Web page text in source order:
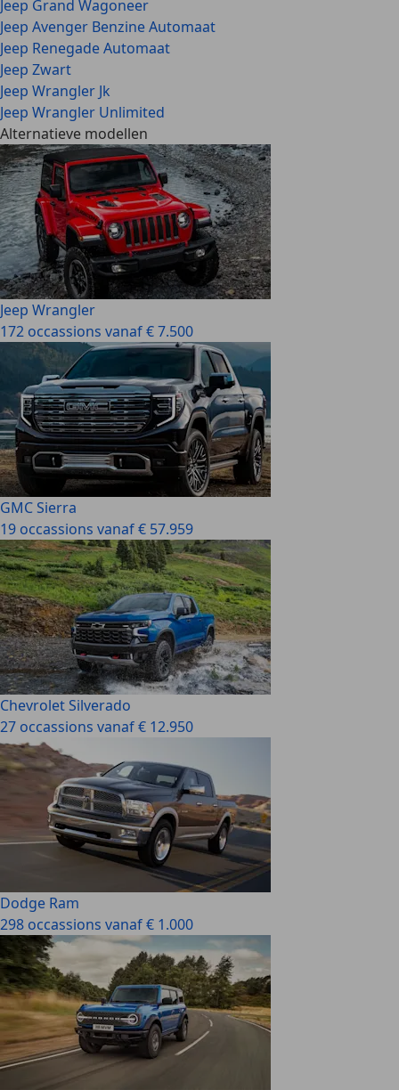
Jeep Grand Wagoneer
Jeep Avenger Benzine Automaat
Jeep Renegade Automaat
Jeep Zwart
Jeep Wrangler Jk
Jeep Wrangler Unlimited
Alternatieve modellen
Jeep Wrangler
172 occassions vanaf € 7.500
GMC Sierra
19 occassions vanaf € 57.959
Chevrolet Silverado
27 occassions vanaf € 12.950
Dodge Ram
298 occassions vanaf € 1.000